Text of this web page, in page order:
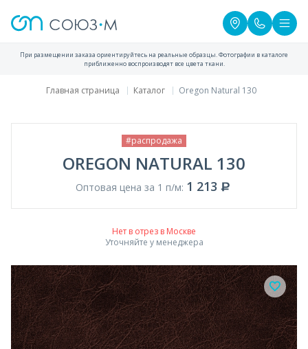
При размещении заказа ориентируйтесь на реальные образцы. Фотографии в каталоге
приближенно воспроизводят все цвета ткани.
Главная страница Каталог Oregon Natural 130
#распродажа
OREGON NATURAL 130
Оптовая цена за 1 п/м: 1 213
Нет в отрез в Москве
Уточняйте у менеджера